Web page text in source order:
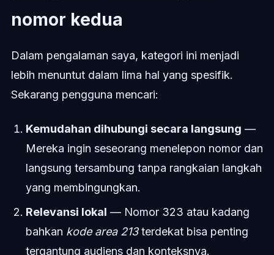
nomor kedua
Dalam pengalaman saya, kategori ini menjadi
lebih menuntut dalam lima hal yang spesifik.
Sekarang pengguna mencari:
Kemudahan dihubungi secara langsung —
Mereka ingin seseorang menelepon nomor dan
langsung tersambung tanpa rangkaian langkah
yang membingungkan.
Relevansi lokal — Nomor 323 atau kadang
bahkan kode area 213terdekat bisa penting
tergantung audiens dan konteksnya.